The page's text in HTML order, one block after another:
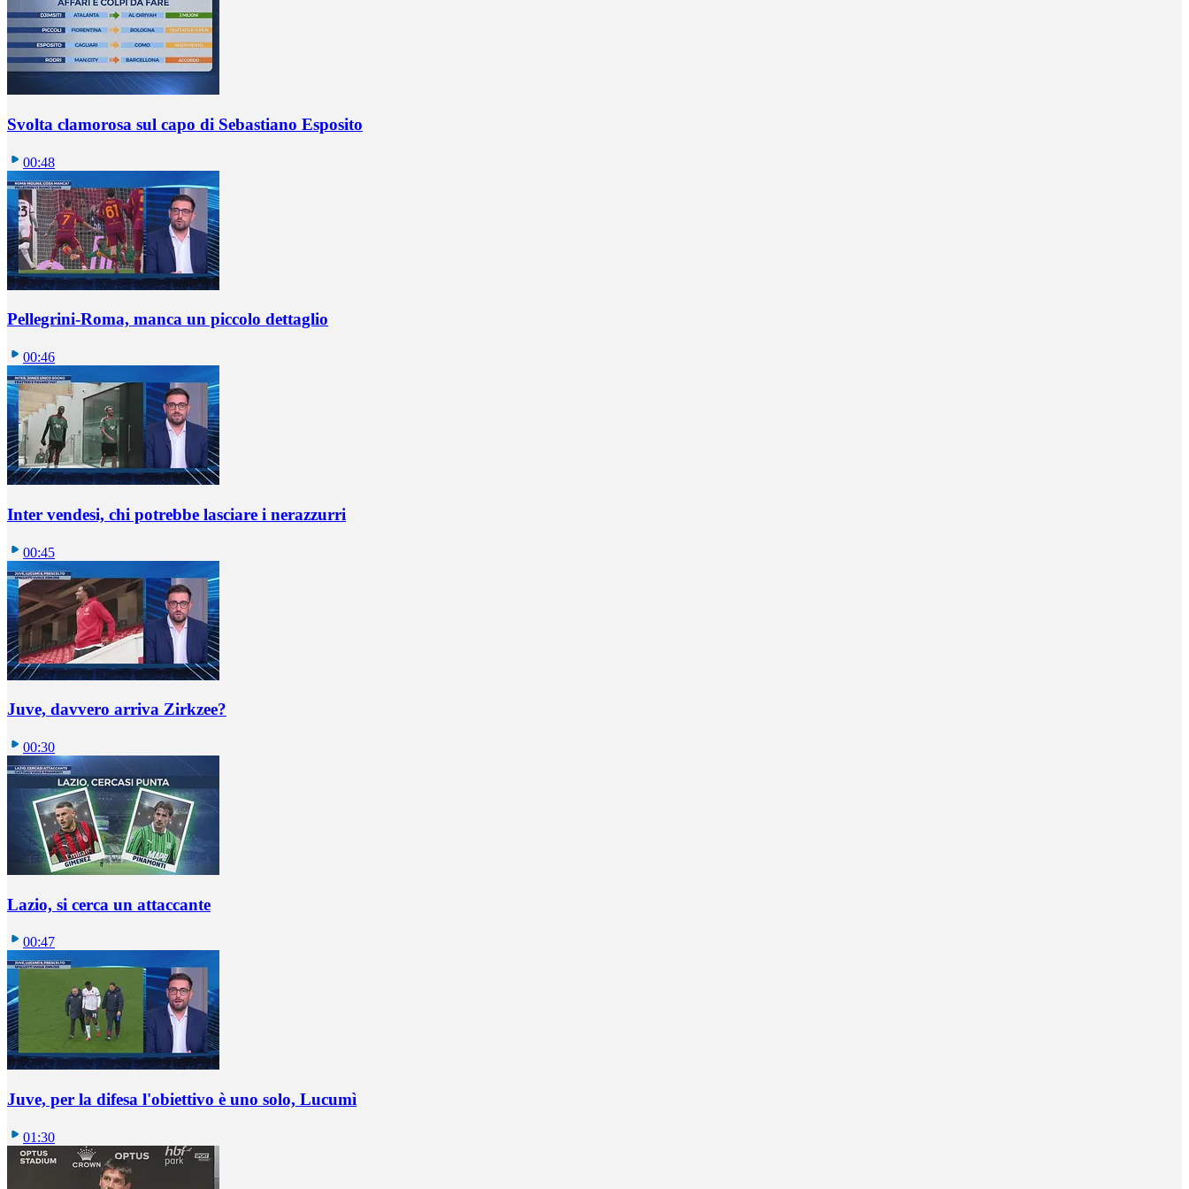
Svolta clamorosa sul capo di Sebastiano Esposito
00:48
Pellegrini-Roma, manca un piccolo dettaglio
00:46
Inter vendesi, chi potrebbe lasciare i nerazzurri
00:45
Juve, davvero arriva Zirkzee?
00:30
Lazio, si cerca un attaccante
00:47
Juve, per la difesa l'obiettivo è uno solo, Lucumì
01:30